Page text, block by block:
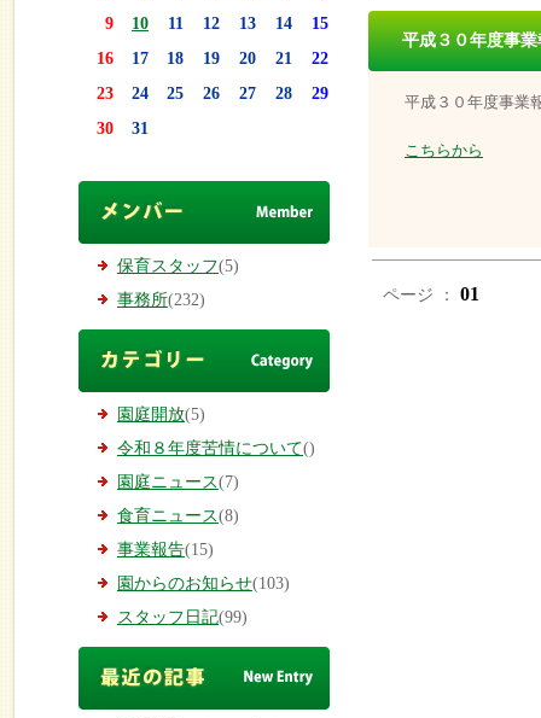
9
10 11 12 13 14
15
16
17 18 19 20 21
22
23
24 25 26 27 28
29
30
31
保育スタッフ(5)
事務所(232)
園庭開放(5)
令和８年度苦情について()
園庭ニュース(7)
食育ニュース(8)
事業報告(15)
園からのお知らせ(103)
スタッフ日記(99)
平成３０年度事
平成３０年度事業
こちらから
ページ ： 01